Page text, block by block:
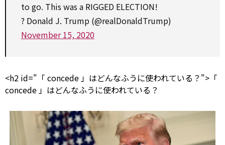
togo. This was a RIGGED ELECTION!
? Donald J. Trump (@realDonaldTrump)
November 15, 2020
<h2 id="「 concede」はどんなふうに使われている？">「
concede」はどんなふうに使われている？